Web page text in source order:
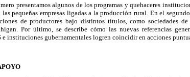
presentamos algunos de los programas y quehaceres
pequeñas empresas ligadas a la producción rural. En el
de productores bajo distintos títulos, como sociedades
Por último, se describe cómo las nuevas referencias
instituciones gubernamentales logren coincidir en acciones